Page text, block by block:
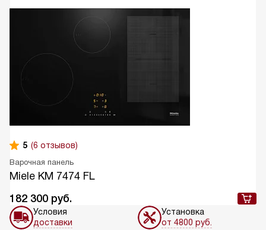
5 (6 отзывов)
Варочная панель
Miele KM 7474 FL
182 300 руб.
Условия
доставки
Установка
от 4800 руб.